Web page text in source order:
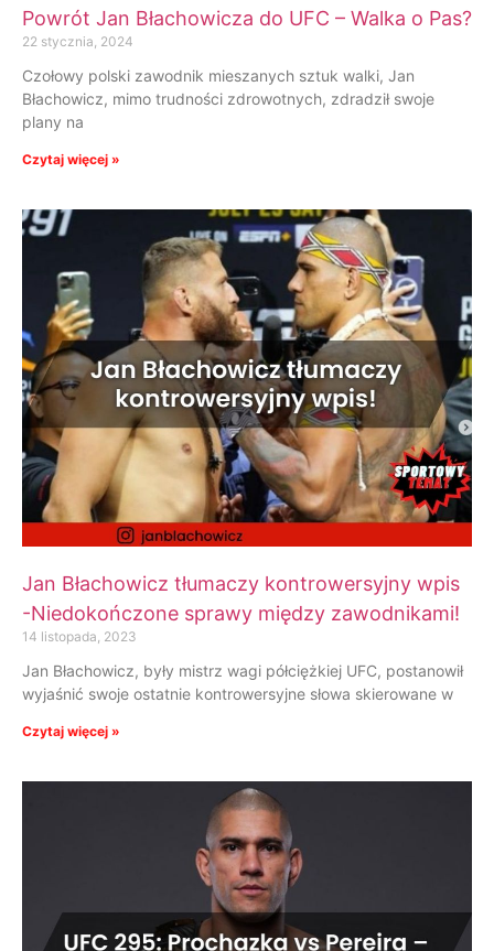
Powrót Jan Błachowicza do UFC – Walka o Pas?
22 stycznia, 2024
Czołowy polski zawodnik mieszanych sztuk walki, Jan
Błachowicz, mimo trudności zdrowotnych, zdradził swoje
plany na
Czytaj więcej »
Jan Błachowicz tłumaczy kontrowersyjny wpis
-Niedokończone sprawy między zawodnikami!
14 listopada, 2023
Jan Błachowicz, były mistrz wagi półciężkiej UFC, postanowił
wyjaśnić swoje ostatnie kontrowersyjne słowa skierowane w
Czytaj więcej »